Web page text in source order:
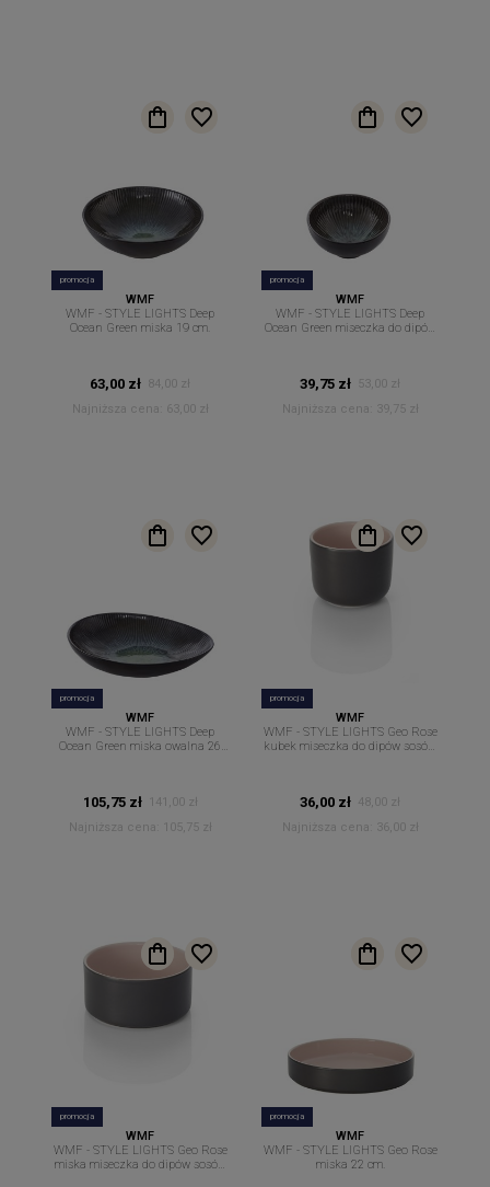
promocja
WMF
WMF - STYLE LIGHTS Deep
Ocean Green miska 19 cm.
63,00 zł 84,00 zł
Najniższa cena:
63,00 zł
promocja
WMF
WMF - STYLE LIGHTS Deep
Ocean Green miseczka do dipów
39,75 zł
53,00 zł
Najniższa cena:
39,75 zł
promocja
WMF
WMF - STYLE LIGHTS Deep
Ocean Green miska owalna 26
105,75 zł
141,00 zł
Najniższa cena:
105,75 zł
promocja
WMF
WMF - STYLE LIGHTS Geo Rose
kubek miseczka do dipów sosów
36,00 zł
48,00 zł
Najniższa cena:
36,00 zł
promocja
WMF
WMF - STYLE LIGHTS Geo Rose
miska miseczka do dipów sosów
promocja
WMF
WMF - STYLE LIGHTS Geo Rose
miska 22 cm.